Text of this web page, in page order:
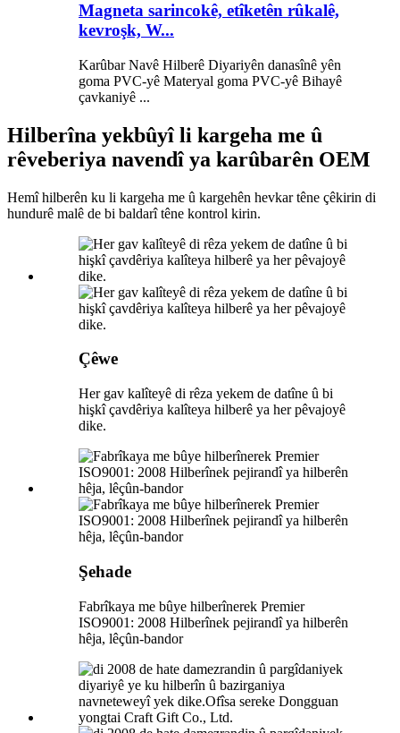
Magneta sarincokê, etîketên rûkalê,
kevroşk, W...
Karûbar Navê Hilberê Diyariyên danasînê yên
goma PVC-yê Materyal goma PVC-yê Bihayê
çavkaniyê ...
Hilberîna yekbûyî li kargeha me û
rêveberiya navendî ya karûbarên OEM
Hemî hilberên ku li kargeha me û kargehên hevkar têne çêkirin di
hundurê malê de bi baldarî têne kontrol kirin.
Çêwe
Her gav kalîteyê di rêza yekem de datîne û bi
hişkî çavdêriya kalîteya hilberê ya her pêvajoyê
dike.
Şehade
Fabrîkaya me bûye hilberînerek Premier
ISO9001: 2008 Hilberînek pejirandî ya hilberên
hêja, lêçûn-bandor